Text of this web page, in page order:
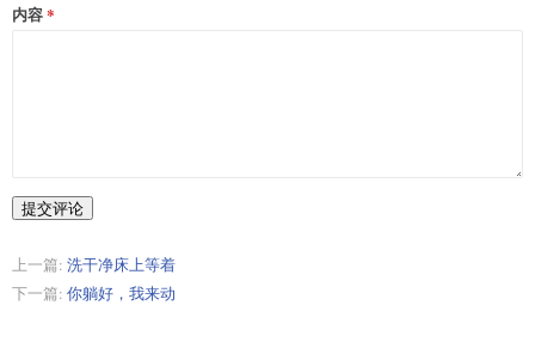
内容
提交评论
上一篇: 洗干净床上等着
下一篇: 你躺好，我来动